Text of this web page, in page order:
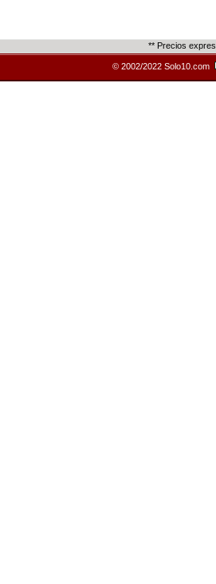
** Precios
© 2002/2022 Solo10.com